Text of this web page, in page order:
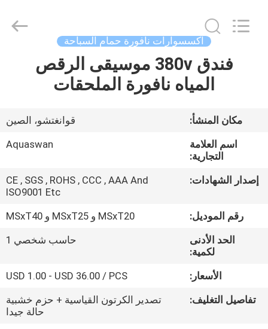
الصفحة
الرئيسية
منتجات
معلومات
عنا
جولة
مراقبة
اكسسوارات نافورة حمام السباحة
فندق 380v موسيقى الرقص
المياه نافورة الملحقات
مكان المنشأ:
قوانغتشو، الصين
اسم العلامة
التجارية:
Aquaswan
إصدار الشهادات:
CE , SGS , ROHS , CCC , AAA And
ISO9001 Etc
رقم الموديل:
MSxT20 و MSxT25 و MSxT40
الحد الأدنى
لكمية:
حاسب شخصي 1
الأسعار:
USD 1.00 - USD 36.00 / PCS
تفاصيل التغليف:
تصدير الكرتون القياسية + حزم خشبية
حالة جيدا